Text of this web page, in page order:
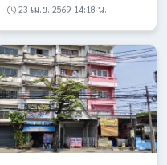
23 เม.ย. 2569 14:18 น.